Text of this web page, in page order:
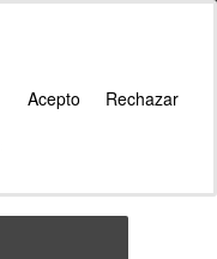
Acepto Rechazar